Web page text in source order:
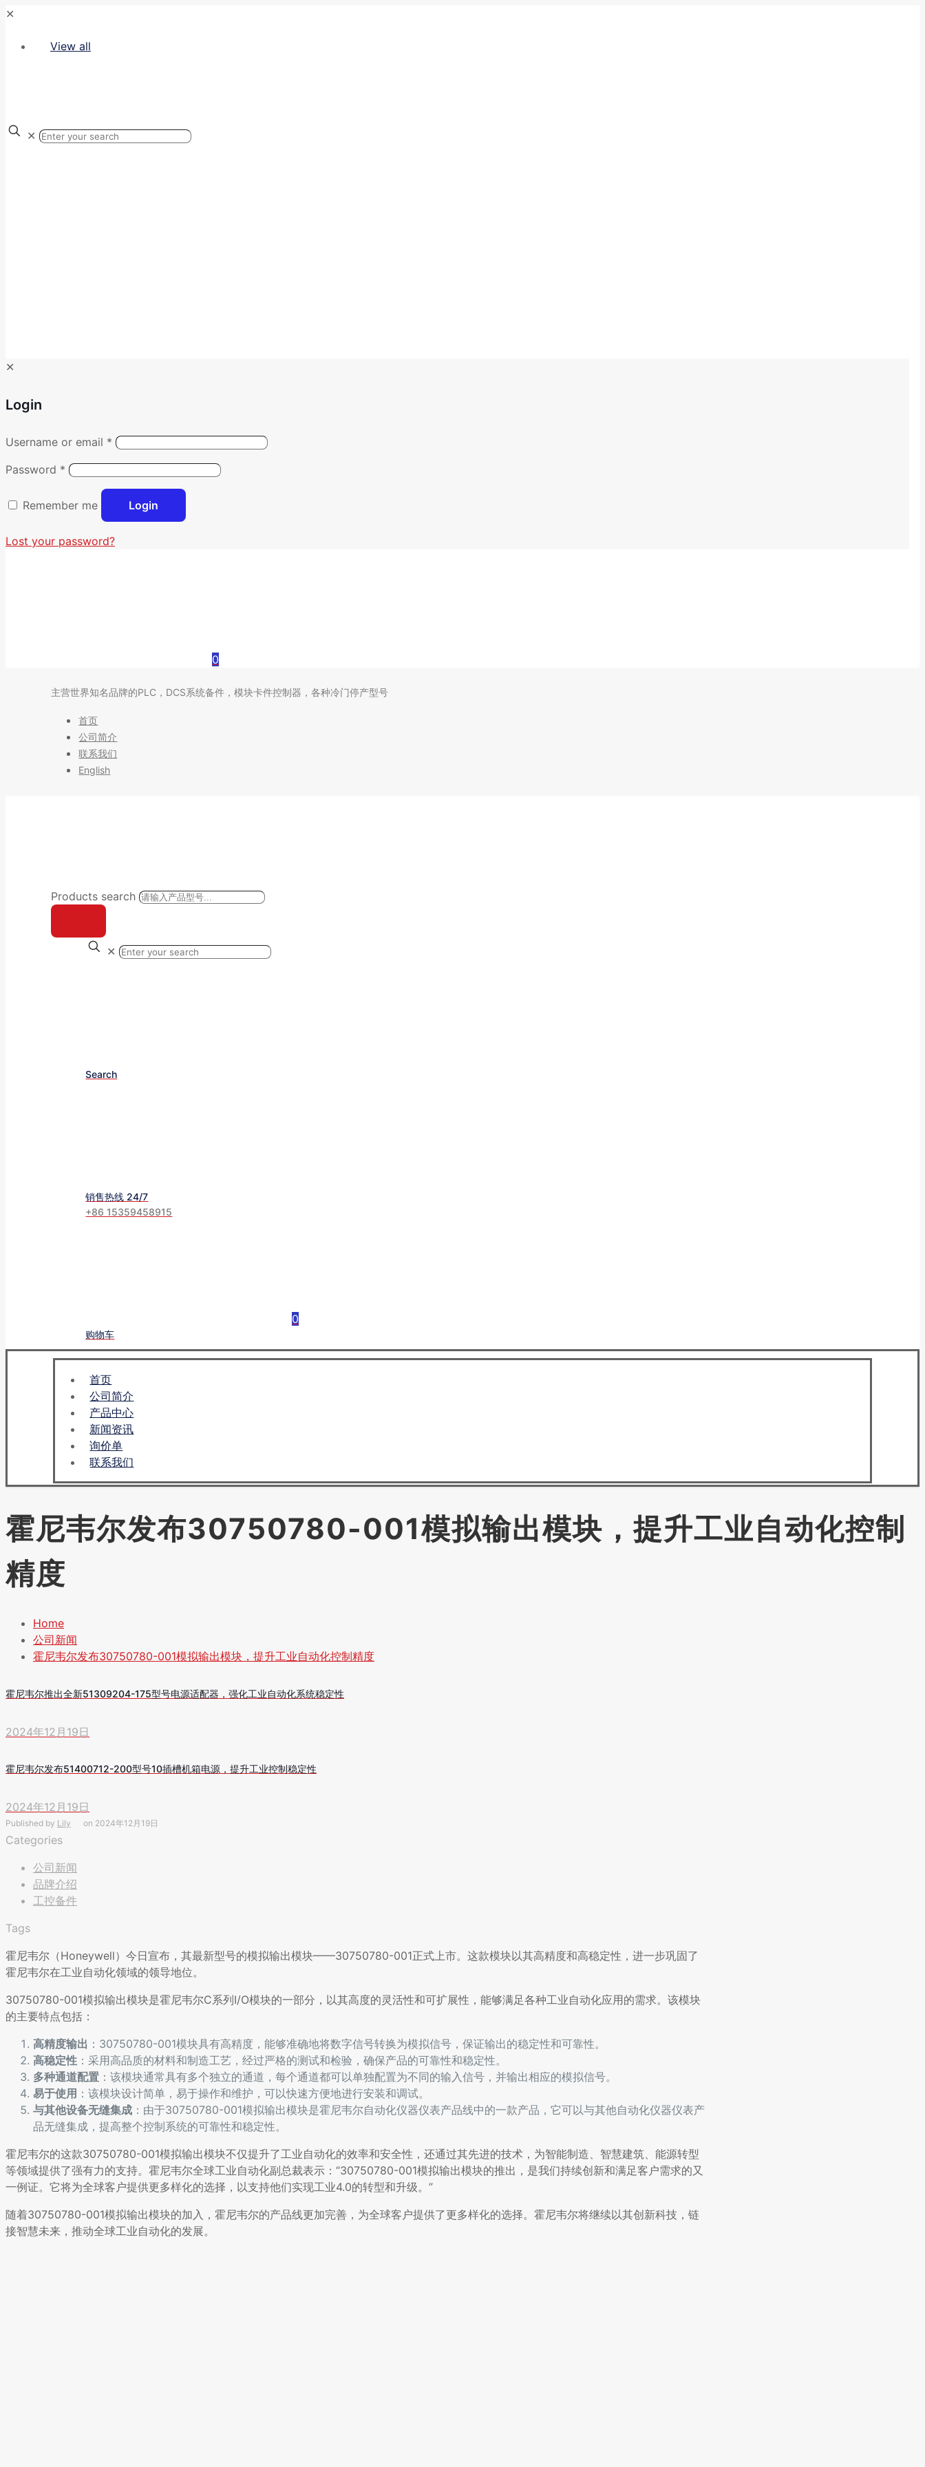
✕
View all
✕
✕
Login
Username or email *
Password *
Remember me Login
Lost your password?
0
主营世界知名品牌的PLC，DCS系统备件，模块卡件控制器，各种冷门停产型号
首页
公司简介
联系我们
English
Products search
✕
Search
销售热线 24/7
+86 15359458915
0
购物车
首页
公司简介
产品中心
新闻资讯
询价单
联系我们
霍尼韦尔发布30750780-001模拟输出模块，提升工业自动化控制
精度
Home
公司新闻
霍尼韦尔发布30750780-001模拟输出模块，提升工业自动化控制精度
霍尼韦尔推出全新51309204-175型号电源适配器，强化工业自动化系统稳定性
2024年12月19日
霍尼韦尔发布51400712-200型号10插槽机箱电源，提升工业控制稳定性
2024年12月19日
Published by Lily on 2024年12月19日
Categories
公司新闻
品牌介绍
工控备件
Tags
霍尼韦尔（Honeywell）今日宣布，其最新型号的模拟输出模块——30750780-001正式上市。这款模块以其高精度和高稳定性，进一步巩固了
霍尼韦尔在工业自动化领域的领导地位。
30750780-001模拟输出模块是霍尼韦尔C系列I/O模块的一部分，以其高度的灵活性和可扩展性，能够满足各种工业自动化应用的需求。该模块
的主要特点包括：
高精度输出 ：30750780-001模块具有高精度，能够准确地将数字信号转换为模拟信号，保证输出的稳定性和可靠性。
高稳定性 ：采用高品质的材料和制造工艺，经过严格的测试和检验，确保产品的可靠性和稳定性。
多种通道配置 ：该模块通常具有多个独立的通道，每个通道都可以单独配置为不同的输入信号，并输出相应的模拟信号。
易于使用 ：该模块设计简单，易于操作和维护，可以快速方便地进行安装和调试。
与其他设备无缝集成 ：由于30750780-001模拟输出模块是霍尼韦尔自动化仪器仪表产品线中的一款产品，它可以与其他自动化仪器仪表产
品无缝集成，提高整个控制系统的可靠性和稳定性。
霍尼韦尔的这款30750780-001模拟输出模块不仅提升了工业自动化的效率和安全性，还通过其先进的技术，为智能制造、智慧建筑、能源转型
等领域提供了强有力的支持。霍尼韦尔全球工业自动化副总裁表示：“30750780-001模拟输出模块的推出，是我们持续创新和满足客户需求的又
一例证。它将为全球客户提供更多样化的选择，以支持他们实现工业4.0的转型和升级。”
随着30750780-001模拟输出模块的加入，霍尼韦尔的产品线更加完善，为全球客户提供了更多样化的选择。霍尼韦尔将继续以其创新科技，链
接智慧未来，推动全球工业自动化的发展。